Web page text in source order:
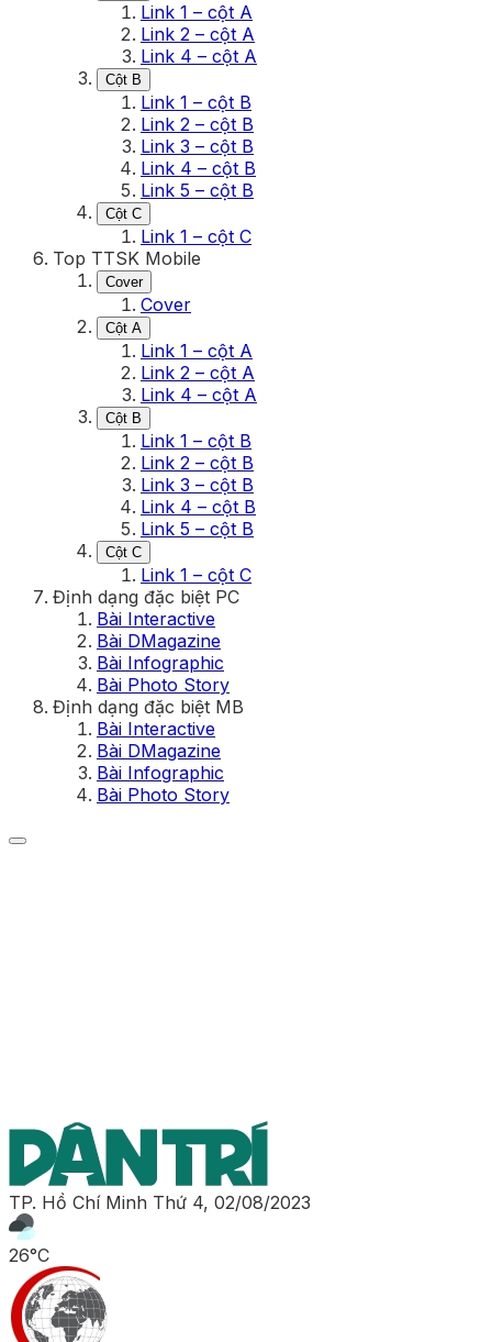
Link 1 – cột A
Link 2 – cột A
Link 4 – cột A
Cột B
Link 1 – cột B
Link 2 – cột B
Link 3 – cột B
Link 4 – cột B
Link 5 – cột B
Cột C
Link 1 – cột C
Top TTSK Mobile
Cover
Cover
Cột A
Link 1 – cột A
Link 2 – cột A
Link 4 – cột A
Cột B
Link 1 – cột B
Link 2 – cột B
Link 3 – cột B
Link 4 – cột B
Link 5 – cột B
Cột C
Link 1 – cột C
Định dạng đặc biệt PC
Bài Interactive
Bài DMagazine
Bài Infographic
Bài Photo Story
Định dạng đặc biệt MB
Bài Interactive
Bài DMagazine
Bài Infographic
Bài Photo Story
TP. Hồ Chí Minh Thứ 4, 02/08/2023
26°C